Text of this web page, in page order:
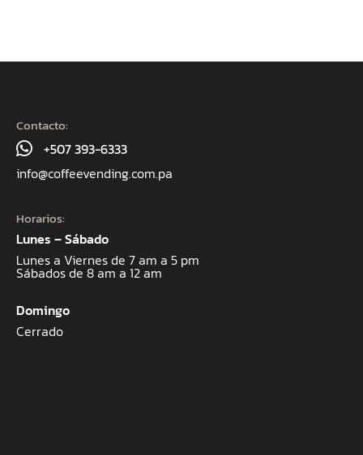
Contacto:
+507 393-6333
info@coffeevending.com.pa
Horarios:
Lunes – Sábado
Lunes a Viernes de 7 am a 5 pm
Sábados de 8 am a 12 am
Domingo
Cerrado